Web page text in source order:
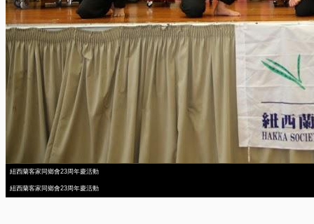
紐西蘭客家同鄉會23周年慶活動
紐西蘭客家同鄉會23周年慶活動